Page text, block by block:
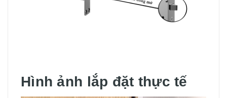
Hình ảnh lắp đặt thực tế